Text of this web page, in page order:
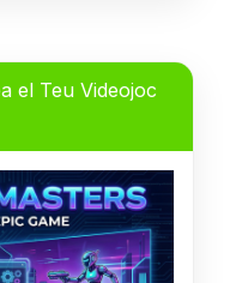
el Teu Videojoc